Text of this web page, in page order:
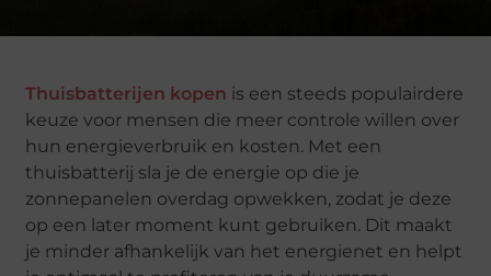
Thuisbatterijen kopen is een steeds populairdere
keuze voor mensen die meer controle willen over
hun energieverbruik en kosten. Met een
thuisbatterij sla je de energie op die je
zonnepanelen overdag opwekken, zodat je deze
op een later moment kunt gebruiken. Dit maakt
je minder afhankelijk van het energienet en helpt